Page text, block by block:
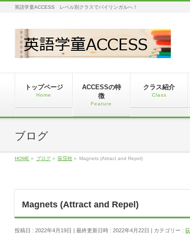
英語学童ACCESS レベル別クラスでバイリンガルへ！
トップページ
Home
ACCESSの特
徴
Feature
クラス紹介
Class
ブログ
HOME » ブログ » 荻窪校 » Magnets (Attract and Repel)
Magnets (Attract and Repel)
投稿日 : 2022年4月19日 最終更新日時 : 2022年4月22日 カテゴリー :